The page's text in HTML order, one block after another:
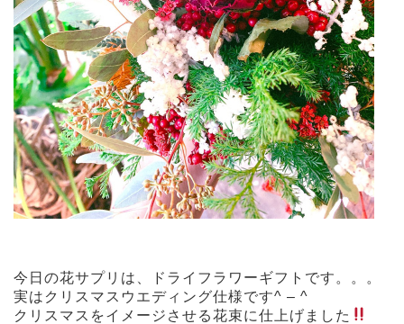
今日の花サプリは、ドライフラワーギフトです。。。
実はクリスマスウエディング仕様です^ – ^
クリスマスをイメージさせる花束に仕上げました